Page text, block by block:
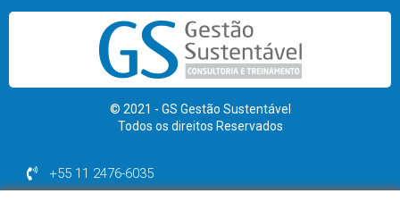
© 2021 - GS Gestão Sustentável
Todos os direitos Reservados
+55 11 2476-6035